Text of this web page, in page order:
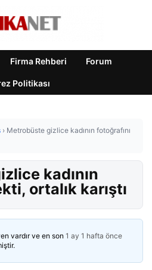
Firma Rehberi Forum
Politikası
› Metrobüste gizlice kadının fotoğrafını
kadının
ortalık karıştı
vardır ve en son 1 ay 1 hafta önce